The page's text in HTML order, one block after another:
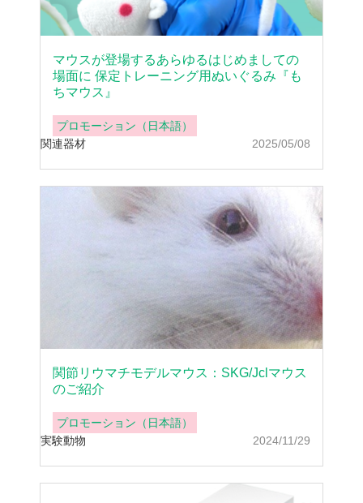
2025/05/08
マウスが登場するあらゆるはじめましての
場面に 保定トレーニング用ぬいぐるみ『も
ちマウス』
プロモーション（日本語）
関連器材
2024/11/29
関節リウマチモデルマウス：SKG/Jclマウス
のご紹介
プロモーション（日本語）
実験動物